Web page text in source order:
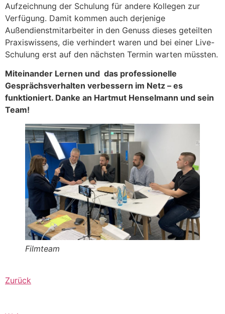
Aufzeichnung der Schulung für andere Kollegen zur
Verfügung. Damit kommen auch derjenige
Außendienstmitarbeiter in den Genuss dieses geteilten
Praxiswissens, die verhindert waren und bei einer Live-
Schulung erst auf den nächsten Termin warten müssten.
Miteinander Lernen und das professionelle
Gesprächsverhalten verbessern im Netz – es
funktioniert. Danke an Hartmut Henselmann und sein
Team!
Filmteam
Zurück